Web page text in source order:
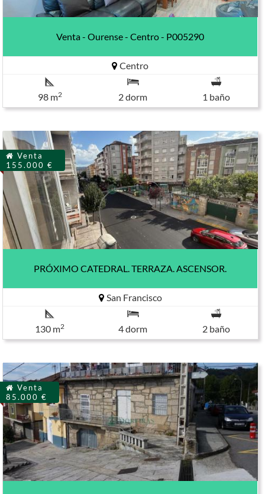
Venta - Ourense - Centro - P005290
Centro
98 m2 2 dorm 1 baño
Venta
155.000 €
PRÓXIMO CATEDRAL. TERRAZA. ASCENSOR.
San Francisco
130 m2 4 dorm 2 baño
Venta
85.000 €